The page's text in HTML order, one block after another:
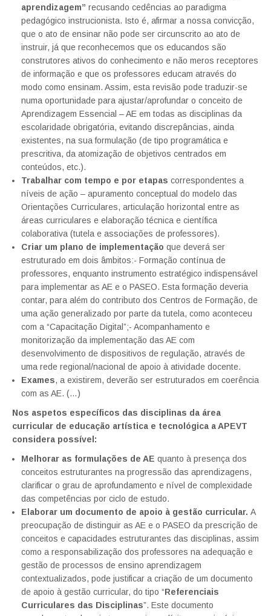
aprendizagem” recusando cedências ao paradigma
pedagógico instrucionista. Isto é, afirmar a nossa convicção,
que o ato de ensinar não pode ser circunscrito ao ato de
instruir, já que reconhecemos que os educandos são
construtores ativos do conhecimento e não meros receptores
de informação e que os professores educam através do
modo como ensinam. Assim, esta revisão pode traduzir-se
numa oportunidade para ajustar/aprofundar o conceito de
Aprendizagem Essencial – AE em todas as disciplinas da
escolaridade obrigatória, evitando discrepâncias, ainda
existentes, na sua formulação (de tipo programática e
prescritiva, da atomização de objetivos centrados em
conteúdos, etc.).
Trabalhar com tempo e por etapas correspondentes a
níveis de ação – apuramento conceptual do modelo das
Orientações Curriculares, articulação horizontal entre as
áreas curriculares e elaboração técnica e científica
colaborativa (tutela e associações de professores).
Criar um plano de implementação que deverá ser
estruturado em dois âmbitos:- Formação contínua de
professores, enquanto instrumento estratégico indispensável
para implementar as AE e o PASEO. Esta formação deveria
contar, para além do contributo dos Centros de Formação, de
uma ação generalizado por parte da tutela, como aconteceu
com a “Capacitação Digital”;- Acompanhamento e
monitorização da implementação das AE com
desenvolvimento de dispositivos de regulação, através de
uma rede regional/nacional de apoio à atividade docente.
Exames, a existirem, deverão ser estruturados em coerência
com as AE. (…)
Nos aspetos específicos das disciplinas da área
curricular de educação artística e tecnológica a APEVT
considera possível:
Melhorar as formulações de AE quanto à presença dos
conceitos estruturantes na progressão das aprendizagens,
clarificar o grau de aprofundamento e nível de complexidade
das competências por ciclo de estudo.
Elaborar um documento de apoio à gestão curricular. A
preocupação de distinguir as AE e o PASEO da prescrição de
conceitos e capacidades estruturantes das disciplinas, assim
como a responsabilização dos professores na adequação e
gestão de processos de ensino aprendizagem
contextualizados, pode justificar a criação de um documento
de apoio à gestão curricular, do tipo “Referenciais
Curriculares das Disciplinas”. Este documento